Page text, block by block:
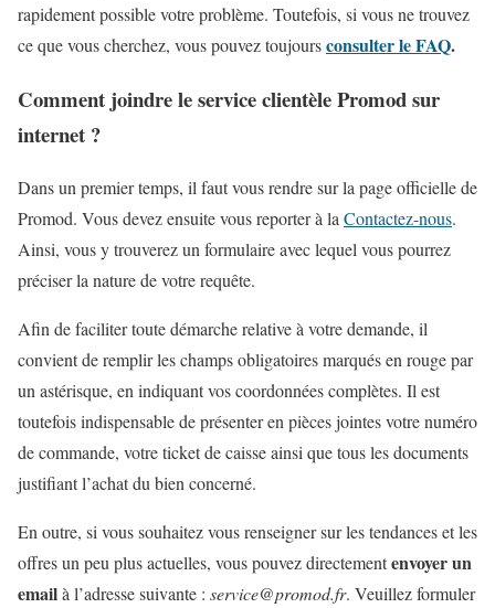
rapidement possible votre problème. Toutefois, si vous ne trouvez
ce que vous cherchez, vous pouvez toujoursconsulter le FAQ.
Comment joindre le service clientèle Promod sur
internet ?
Dans un premier temps, il faut vous rendre sur la page officielle de
Promod. Vous devez ensuite vous reporter à laContactez-nous.
Ainsi, vous y trouverez un formulaire avec lequel vous pourrez
préciser la nature de votre requête.
Afin de faciliter toute démarche relative à votre demande, il
convient de remplir les champs obligatoires marqués en rouge par
un astérisque, en indiquant vos coordonnées complètes. Il est
toutefois indispensable de présenter en pièces jointes votre numéro
de commande, votre ticket de caisse ainsi que tous les documents
justifiant l’achat du bien concerné.
En outre, si vous souhaitez vous renseigner sur les tendances et les
offres un peu plus actuelles, vous pouvez directementenvoyer un
emailà l’adresse suivante : service@promod.fr. Veuillez formuler